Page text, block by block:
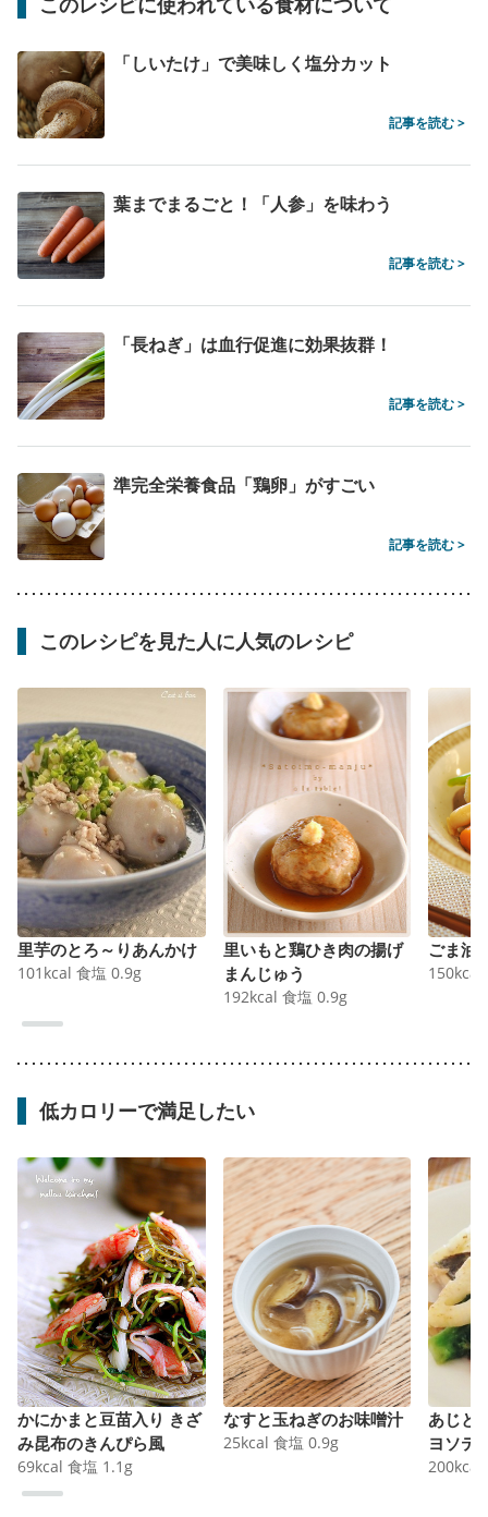
「しいたけ」で美味しく塩分カット
記事を読む >
葉までまるごと！「人参」を味わう
記事を読む >
「長ねぎ」は血行促進に効果抜群！
記事を読む >
準完全栄養食品「鶏卵」がすごい
記事を読む >
このレシピを見た人に人気のレシピ
里芋のとろ～りあんかけ
101 kcal 食塩 0.9g
里いもと鶏ひき肉の揚げ
まんじゅう
192kcal 食塩 0.9g
ごま油
150kcal
低カロリーで満足したい
かにかまと豆苗入り きざ
み昆布のきんぴら風
69kcal 食塩 1.1 g
なすと玉ねぎのお味噌汁
25kcal 食塩 0.9g
あじと
ヨソテ
200kcal